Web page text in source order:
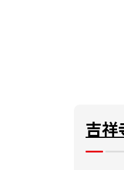
吉祥